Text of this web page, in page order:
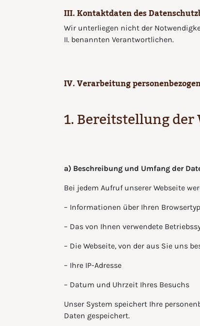
III. Kontaktdaten des
Wir unterliegen nicht der
II. benannten Verantwortlichen.
IV. Verarbeitung
1. Bereitstellung
a) Beschreibung und Umfang der
Bei jedem Aufruf unserer Webseite
– Informationen über Ihren
– Das von Ihnen verwendete
– Die Webseite, von der aus Sie uns
– Ihre IP-Adresse
– Datum und Uhrzeit Ihres Besuchs
Unser System speichert Ihre
Daten gespeichert.